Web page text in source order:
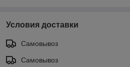
Условия доставки
Самовывоз
Самовывоз